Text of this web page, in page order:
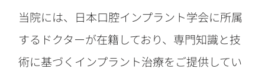
当院には、日本口腔インプラント学会に所属
するドクターが在籍しており、専門知識と技
術に基づくインプラント治療をご提供してい